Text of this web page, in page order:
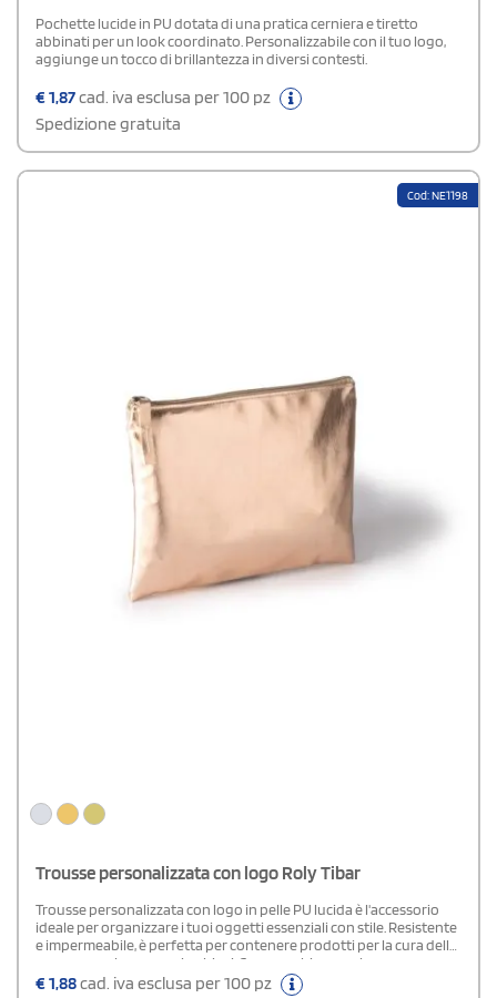
Pochette lucide in PU dotata di una pratica cerniera e tiretto
abbinati per un look coordinato. Personalizzabile con il tuo logo,
aggiunge un tocco di brillantezza in diversi contesti.
€1,87cad. iva esclusa per 100 pz
Spedizione gratuita
Cod: NE1198
Trousse personalizzata con logo Roly Tibar
Trousse personalizzata con logo in pelle PU lucida è l'accessorio
ideale per organizzare i tuoi oggetti essenziali con stile. Resistente
e impermeabile, è perfetta per contenere prodotti per la cura della
persona, make-up, cavi e chiavi. Con una chiusura sicura e un
design elegante, è ideale per l'uso quotidiano, i viaggi o come
€1,88cad. iva esclusa per 100 pz